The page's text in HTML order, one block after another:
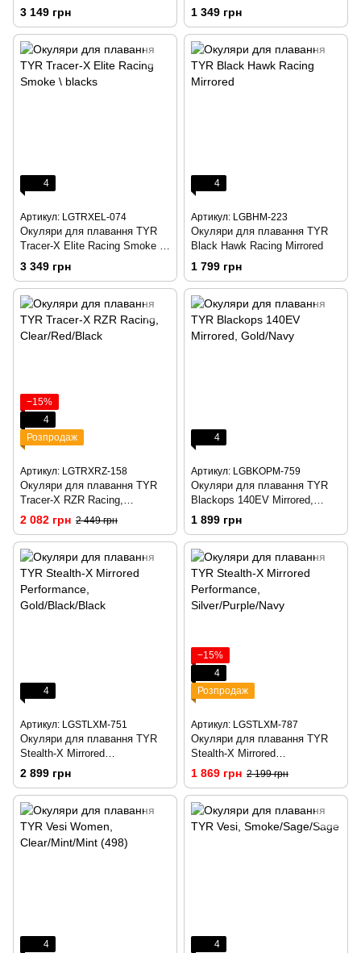
Gold / Black / Black (751)
(LGTRXRZM-751)
3 149 грн
Black (055) (LGVEC-055)
1 349 грн
4
Артикул: LGTRXEL-074
Окуляри для плавання TYR
Tracer-X Elite Racing Smoke \
blacks
3 349 грн
4
Артикул: LGBHM-223
Окуляри для плавання TYR
Black Hawk Racing Mirrored
1 799 грн
−15%
4
Розпродаж
Артикул: LGTRXRZ-158
Окуляри для плавання TYR
Tracer-X RZR Racing,
Clear/Red/Black
2 082 грн 2 449 грн
4
Артикул: LGBKOPM-759
Окуляри для плавання TYR
Blackops 140EV Mirrored,
Gold/Navy
1 899 грн
4
Артикул: LGSTLXM-751
Окуляри для плавання TYR
Stealth-X Mirrored
Performance, Gold/Black/Black
2 899 грн
−15%
4
Розпродаж
Артикул: LGSTLXM-787
Окуляри для плавання TYR
Stealth-X Mirrored
Performance,
Silver/Purple/Navy
1 869 грн 2 199 грн
4 4